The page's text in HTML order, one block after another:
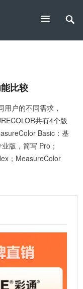
比较
用户的不同需求，
共有4个版
Basic：基
版，简写 Pro；
；MeasureColor